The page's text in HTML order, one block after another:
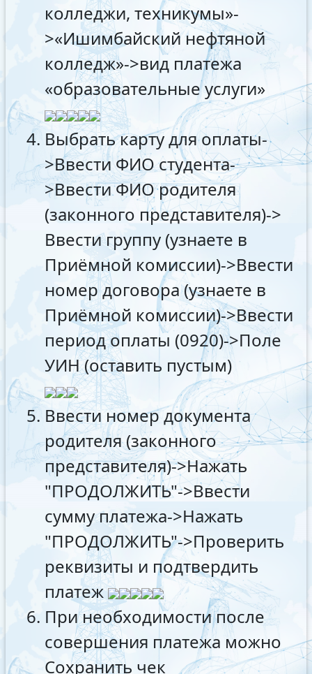
колледжи, техникумы»-
>«Ишимбайский нефтяной
колледж»->вид платежа
«образовательные услуги»
Выбрать карту для оплаты-
>Ввести ФИО студента-
>Ввести ФИО родителя
(законного представителя)->
Ввести группу (узнаете в
Приёмной комиссии)->Ввести
номер договора (узнаете в
Приёмной комиссии)->Ввести
период оплаты (0920)->Поле
УИН (оставить пустым)
Ввести номер документа
родителя (законного
представителя)->Нажать
"ПРОДОЛЖИТЬ"->Ввести
сумму платежа->Нажать
"ПРОДОЛЖИТЬ"->Проверить
реквизиты и подтвердить
платеж
При необходимости после
совершения платежа можно
Сохранить чек